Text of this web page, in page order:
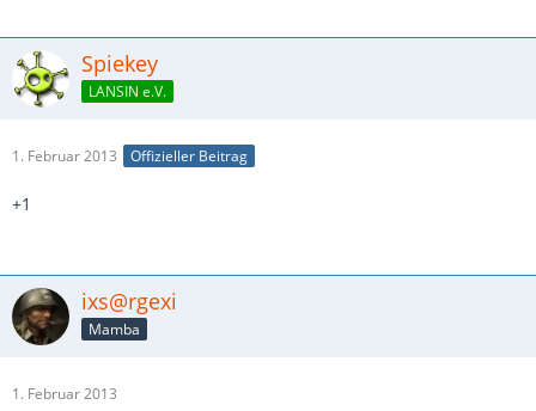
Spiekey
LANSIN e.V.
1. Februar 2013 Offizieller Beitrag
+1
ixs@rgexi
Mamba
1. Februar 2013